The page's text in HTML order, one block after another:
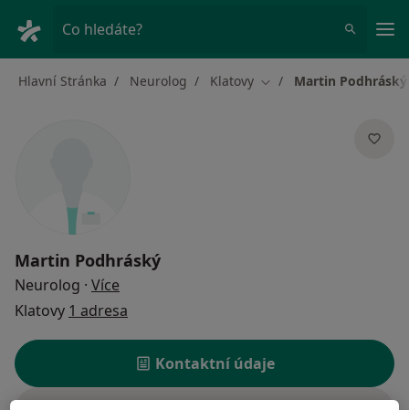
Co hledáte?
Hlavní Stránka Neurolog Klatovy Změna města
Martin Podhráský
Martin Podhráský
Neurolog · Více
Klatovy 1 adresa
Kontaktní údaje